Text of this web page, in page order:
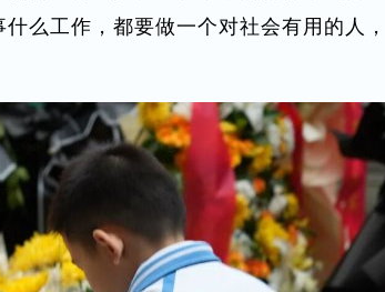
么工作，都要做一个对社会有用的人，